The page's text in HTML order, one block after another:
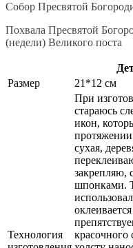
Собор Пресвятой
Похвала Пресвятой
(недели) Великого поста
Размер
21*12 см
Технология
При
стараюсь
икон,
сухая,
закрепляю,
шпонками.